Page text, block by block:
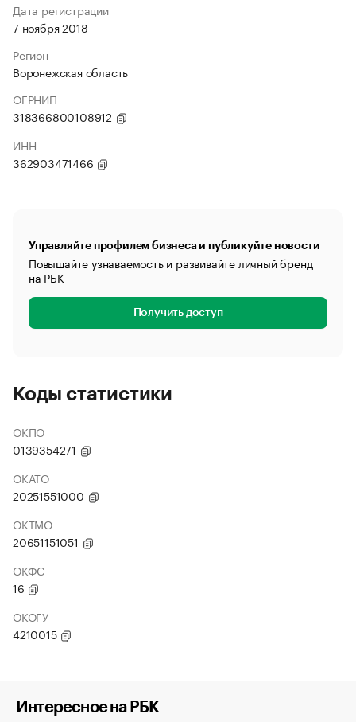
Дата регистрации
7 ноября 2018
Регион
Воронежская область
ОГРНИП
318366800108912
ИНН
362903471466
Управляйте профилем бизнеса и публикуйте новости
Повышайте узнаваемость и развивайте личный бренд
на РБК
Получить доступ
Коды статистики
ОКПО
0139354271
ОКАТО
20251551000
ОКТМО
20651151051
ОКФС
16
ОКОГУ
4210015
Интересное на РБК